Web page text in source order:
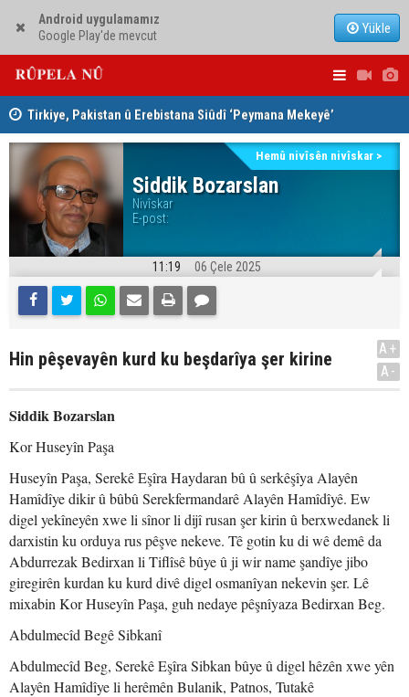
Android uygulamamız
Google Play'de mevcut
Yükle
Tirkiye, Pakistan û Erebistana Siûdî ‘Peymana Mekeyê’
îmze kir girîng e û
Siddik Bozarslan
Nivîskar
E-post:
Hemû nivîsên nivîskar >
11:19 06 Çele 2025
Hin pêşevayên kurd ku beşdarîya şer kirine
A+
A-
Siddik Bozarslan
Kor Huseyîn Paşa
Huseyîn Paşa, Serekê Eşîra Haydaran bû û serkêşîya Alayên
Hamîdîye dikir û bûbû Serekfermandarê Alayên Hamîdîyê. Ew
digel yekîneyên xwe li sînor li dijî rusan şer kirin û berxwedanek li
darxistin ku orduya rus pêşve nekeve. Tê gotin ku di wê demê da
Abdurrezak Bedirxan li Tiflîsê bûye û ji wir name şandîye jibo
giregirên kurdan ku kurd divê digel osmanîyan nekevin şer. Lê
mixabin Kor Huseyîn Paşa, guh nedaye pêşnîyaza Bedirxan Beg.
Abdulmecîd Begê Sibkanî
Abdulmecîd Beg, Serekê Eşîra Sibkan bûye û digel hêzên xwe yên
Alayên Hamîdîye li herêmên Bulanik, Patnos, Tutakê